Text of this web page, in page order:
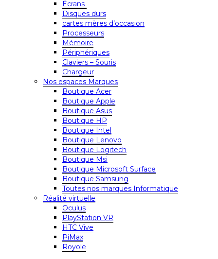
Écrans
Disques durs
cartes mères d’occasion
Processeurs
Mémoire
Périphériques
Claviers – Souris
Chargeur
Nos espaces Marques
Boutique Acer
Boutique Apple
Boutique Asus
Boutique HP
Boutique Intel
Boutique Lenovo
Boutique Logitech
Boutique Msi
Boutique Microsoft Surface
Boutique Samsung
Toutes nos marques Informatique
Réalité virtuelle
Oculus
PlayStation VR
HTC Vive
PiMax
Royole